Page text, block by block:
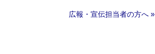
広報・宣伝担当者の方へ »